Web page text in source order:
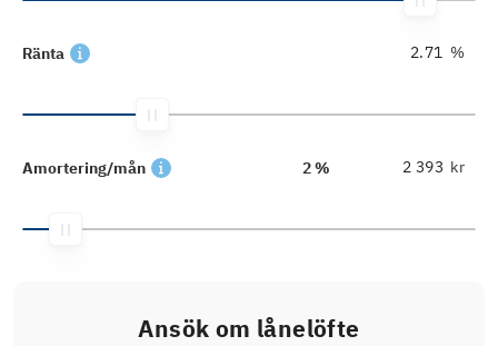
Ränta %
Amortering/mån 2 % kr
Ansök om lånelöfte